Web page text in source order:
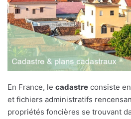
En France, le cadastre consiste
et fichiers administratifs
propriétés foncières se trouvant